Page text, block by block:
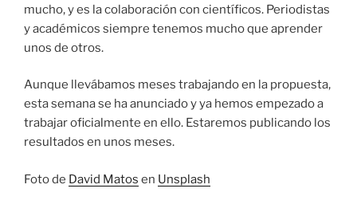
mucho, y es la colaboración con científicos. Periodistas
y académicos siempre tenemos mucho que aprender
unos de otros.
Aunque llevábamos meses trabajando en la propuesta,
esta semana se ha anunciado y ya hemos empezado a
trabajar oficialmente en ello. Estaremos publicando los
resultados en unos meses.
Foto de David Matos en Unsplash